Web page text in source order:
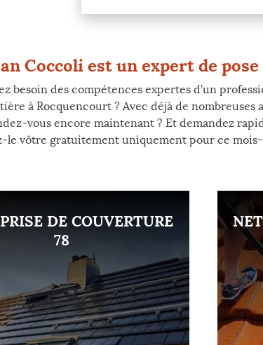
Coccoli est un expert de
besoin des compétences expertes d’un
à Rocquencourt ? Avec déjà de nombreuses
vous encore maintenant ? Et demandez
le vôtre gratuitement uniquement pour ce
DE COUVERTURE
78